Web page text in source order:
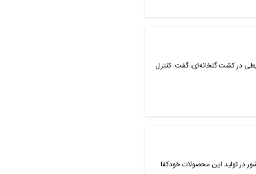
در کشت گلخانه‌ای، گفت: کنترل
در تولید این محصولات خودکفا